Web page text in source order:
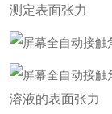
测定表面张力
溶液的表面张力